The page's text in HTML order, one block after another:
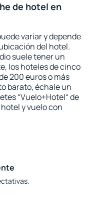
de hotel en
variar y depende
del hotel.
suele tener un
los hoteles de cinco
200 euros o más
barato, échale un
“Vuelo+Hotel“ de
y vuelo con